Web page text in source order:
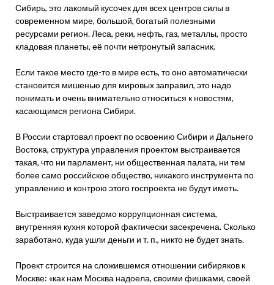
Сибирь, это лакомый кусочек для всех центров силы в
современном мире, большой, богатый полезными
ресурсами регион. Леса, реки, нефть, газ, металлы, просто
кладовая планеты, её почти нетронутый запасник.
Если такое место где-то в мире есть, то оно автоматически
становится мишенью для мировых заправил, это надо
понимать и очень внимательно относиться к новостям,
касающимся региона Сибири.
В России стартовал проект по освоению Сибири и Дальнего
Востока, структура управления проектом выстраивается
такая, что ни парламент, ни общественная палата, ни тем
более само российское общество, никакого инструмента по
управлению и контрою этого госпроекта не будут иметь.
Выстраивается заведомо коррупционная система,
внутренняя кухня которой фактически засекречена. Сколько
заработано, куда ушли деньги и т. п., никто не будет знать.
Проект строится на сложившемся отношении сибиряков к
Москве: «как нам Москва надоела, своими фишками, своей